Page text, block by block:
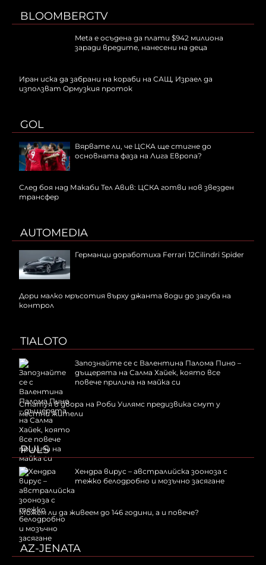
BLOOMBERGTV
Meta е осъдена да плати $942 милиона
заради вредите, нанесени на деца
Иран иска да забрани на кораби на САЩ, Израел да
използват Ормузкия проток
GOL
Вярвате ли, че ЦСКА ще стигне до
основната фаза на Лига Европа?
След боя над Макаби Тел Авив: ЦСКА готви нов звезден
трансфер
AUTOMEDIA
Германци доработиха Ferrari 12Cilindri Spider
Дори малко мръсотия върху джанта води до загуба на
контрол
TIALOTO
Запознайте се с Валентина Палома Пино –
дъщерята на Салма Хайек, която все
повече прилича на майка си
Статуя в двора на Роби Уилямс предизвика смут у
местни жители
PULS
Хендра вирус – австралийска зооноза с
тежко белодробно и мозъчно засягане
Можем ли да живеем до 146 години, а и повече?
AZ-JENATA